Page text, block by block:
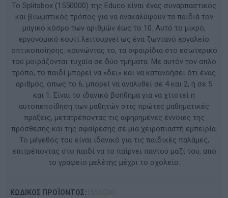
Το Splitsbox (1550000) της Educo είναι ένας συναρπαστικός
και βιωματικός τρόπος για να ανακαλύψουν τα παιδιά τον
μαγικό κόσμο των αριθμών έως το 10. Αυτό το μικρό,
εργονομικό κουτί λειτουργεί ως ένα ζωντανό εργαλείο
οπτικοποίησης: κουνώντας το, τα σφαιρίδια στο εσωτερικό
του μοιράζονται τυχαία σε δύο τμήματα. Με αυτόν τον απλό
τρόπο, το παιδί μπορεί να «δει» και να κατανοήσει ότι ένας
αριθμός, όπως το 6, μπορεί να αναλυθεί σε 4 και 2, ή σε 5
και 1. Είναι το ιδανικό βοήθημα για να χτιστεί η
αυτοπεποίθηση των μαθητών στις πρώτες μαθηματικές
πράξεις, μετατρέποντας τις αφηρημένες έννοιες της
πρόσθεσης και της αφαίρεσης σε μια χειροπιαστή εμπειρία.
Το μέγεθός του είναι ιδανικό για τις παιδικές παλάμες,
επιτρέποντας στο παιδί να το παίρνει παντού μαζί του, από
το γραφείο μελέτης μέχρι το σχολείο.
ΚΩΔΙΚΟΣ ΠΡΟΪΟΝΤΟΣ:1550000